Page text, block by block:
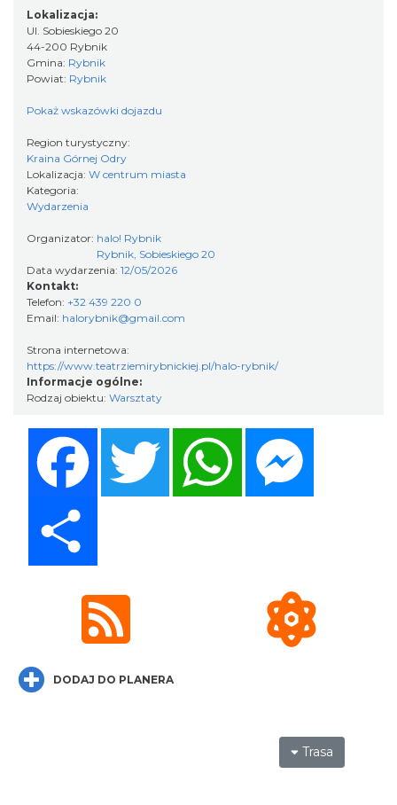
Koncert Sandry w Gliwicach
Gliwice
21.05 km
Wystawa prof. Włodzimierza
Kwiatkowskiego w Tichauer Art Gallery
Tychy
27.13 km
Święto Ziół w pszczyńskim skansenie
28.63 km
Fanny Days w Krowiarkach
Lokalizacja:
Ul. Sobieskiego 20
44-200 Rybnik
Gmina: Rybnik
Powiat: Rybnik
Pokaż wskazówki dojazdu
Region turystyczny:
Kraina Górnej Odry
Lokalizacja: W centrum miasta
Kategoria:
Wydarzenia
Organizator: halo! Rybnik
Rybnik, Sobieskiego 20
Data wydarzenia: 12/05/2026
Kontakt:
Telefon: +32 439 220 0
Email: halorybnik@gmail.com
Strona internetowa:
https://www.teatrziemirybnickiej.pl/halo-rybnik/
Informacje ogólne:
Rodzaj obiektu: Warsztaty
Twitter
DODAJ DO PLANERA
Trasa